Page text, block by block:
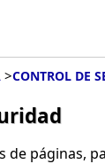
>CONTROL DE
de páginas,